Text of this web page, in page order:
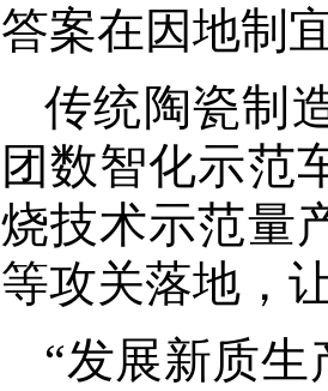
答案在因地制
传统陶瓷制
团数智化示范
烧技术示范量
等攻关落地，
“发展新质